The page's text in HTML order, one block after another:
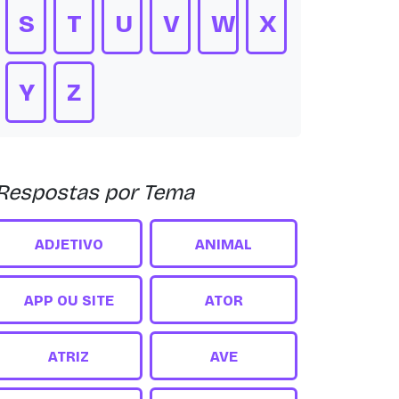
S T U V W X
Y Z
por Tema
ADJETIVO ANIMAL
APP OU SITE ATOR
ATRIZ AVE